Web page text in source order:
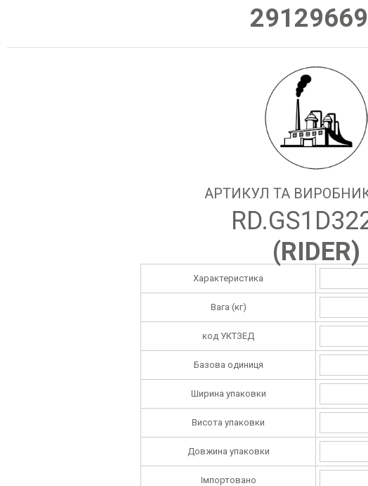
АРТИКУЛ ТА
(RIDER)
Характеристика
Вага (кг)
код УКТЗЕД
Базова одиниця
Ширина упаковки
Висота упаковки
Довжина упаковки
Імпортовано